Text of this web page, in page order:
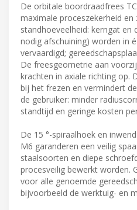
De orbitale boordraadfrees
maximale proceszekerheid en
standhoeveelheid: kerngat en
nodig afschuining) worden in
vervaardigd;
De freesgeometrie aan
krachten in axiale richting op.
bij het frezen en vermindert
de gebruiker: minder
standtijd en geringe kosten
De 15 °-spiraalhoek en
M6 garanderen een veilig
staalsoorten en diepe
procesveilig bewerkt worden.
voor alle genoemde
bijvoorbeeld de werktuig- en